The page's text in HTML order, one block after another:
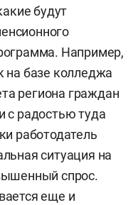
будут
Например,
на базе колледжа
региона граждан
с радостью туда
работодатель
ситуация на
спрос.
еще и